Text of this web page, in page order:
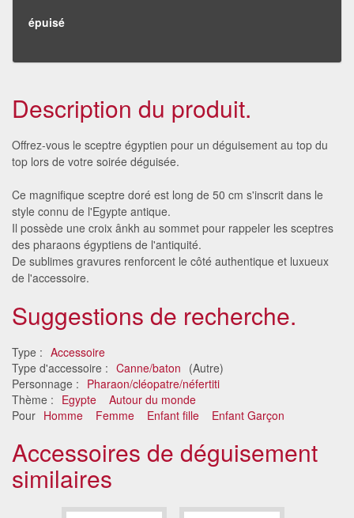
épuisé
Description du produit.
Offrez-vous le sceptre égyptien pour un déguisement au top du
top lors de votre soirée déguisée.
Ce magnifique sceptre doré est long de 50 cm s'inscrit dans le
style connu de l'Egypte antique.
Il possède une croix ânkh au sommet pour rappeler les sceptres
des pharaons égyptiens de l'antiquité.
De sublimes gravures renforcent le côté authentique et luxueux
de l'accessoire.
Suggestions de recherche.
Type : Accessoire
Type d'accessoire : Canne/baton (Autre)
Personnage : Pharaon/cléopatre/néfertiti
Thème : Egypte
Autour du monde
Pour Homme Femme Enfant fille Enfant Garçon
Accessoires de déguisement
similaires